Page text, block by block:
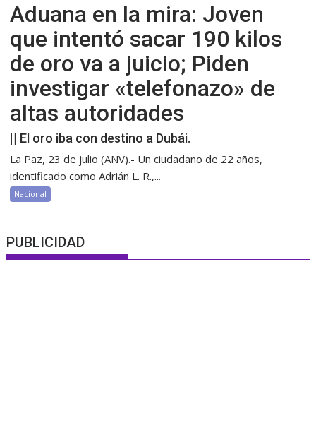
Aduana en la mira: Joven
que intentó sacar 190 kilos
de oro va a juicio; Piden
investigar «telefonazo» de
altas autoridades
|| El oro iba con destino a Dubái.
La Paz, 23 de julio (ANV).- Un ciudadano de 22 años,
identificado como Adrián L. R.,...
Nacional
PUBLICIDAD